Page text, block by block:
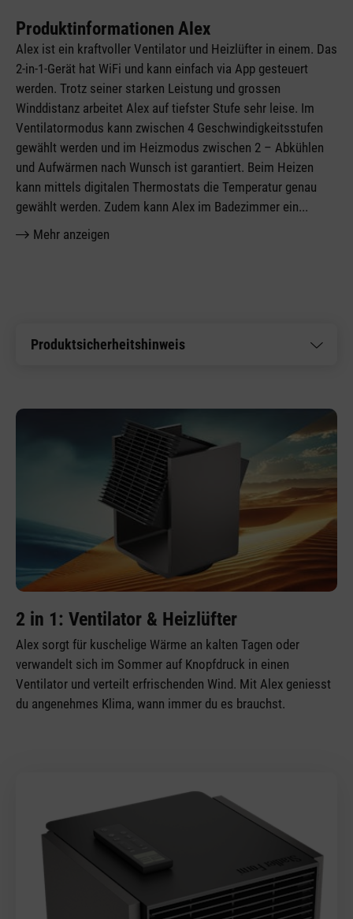
Produktinformationen Alex
Alex ist ein kraftvoller Ventilator und Heizlüfter in einem. Das
2-in-1-Gerät hat WiFi und kann einfach via App gesteuert
werden. Trotz seiner starken Leistung und grossen
Winddistanz arbeitet Alex auf tiefster Stufe sehr leise. Im
Ventilatormodus kann zwischen 4 Geschwindigkeitsstufen
gewählt werden und im Heizmodus zwischen 2 – Abkühlen
und Aufwärmen nach Wunsch ist garantiert. Beim Heizen
kann mittels digitalen Thermostats die Temperatur genau
gewählt werden. Zudem kann Alex im Badezimmer ein...
Mehr anzeigen
Produktsicherheitshinweis
2 in 1: Ventilator & Heizlüfter
Alex sorgt für kuschelige Wärme an kalten Tagen oder
verwandelt sich im Sommer auf Knopfdruck in einen
Ventilator und verteilt erfrischenden Wind. Mit Alex geniesst
du angenehmes Klima, wann immer du es brauchst.